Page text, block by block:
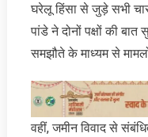
घरेलू हिंसा से जुड़े सभी
पांडे ने दोनों पक्षों की
समझौते के माध्यम से
वहीं, जमीन विवाद से